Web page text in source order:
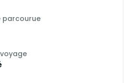
parcourue